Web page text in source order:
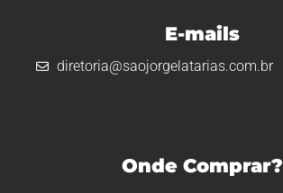
E-mails
diretoria@saojorgelatarias.com.br
Onde Comprar?